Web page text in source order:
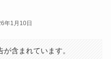
年1月10日
含まれています。